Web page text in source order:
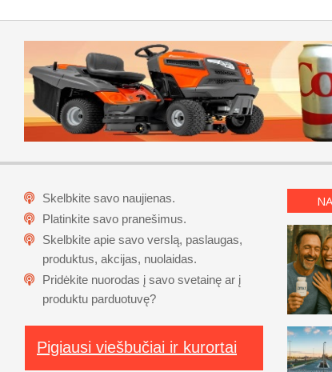
Skelbkite savo naujienas.
Platinkite savo pranešimus.
Skelbkite apie savo verslą, paslaugas,
produktus, akcijas, nuolaidas.
Pridėkite nuorodas į savo svetainę ar į
produktu parduotuvę?
Pigiausi viešbučiai ir kurortai